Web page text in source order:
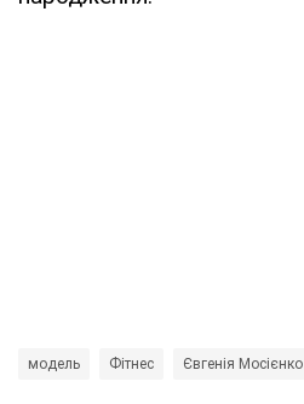
модель Фітнес Євгенія Мосієнко